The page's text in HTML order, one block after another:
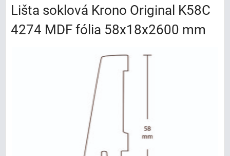
Lišta soklová Krono Original K58C
4274 MDF fólia 58x18x2600 mm